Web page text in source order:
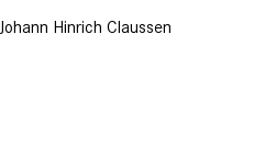
Johann Hinrich Claussen